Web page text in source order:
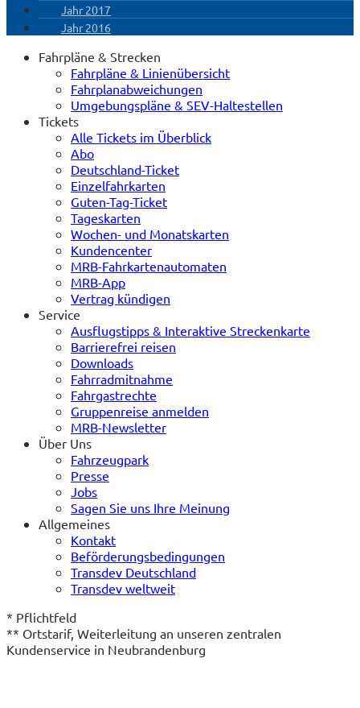
Jahr 2017
Jahr 2016
Fahrpläne & Strecken
Fahrpläne & Linienübersicht
Fahrplanabweichungen
Umgebungspläne & SEV-Haltestellen
Tickets
Alle Tickets im Überblick
Abo
Deutschland-Ticket
Einzelfahrkarten
Guten-Tag-Ticket
Tageskarten
Wochen- und Monatskarten
Kundencenter
MRB-Fahrkartenautomaten
MRB-App
Vertrag kündigen
Service
Ausflugstipps & Interaktive Streckenkarte
Barrierefrei reisen
Downloads
Fahrradmitnahme
Fahrgastrechte
Gruppenreise anmelden
MRB-Newsletter
Über Uns
Fahrzeugpark
Presse
Jobs
Sagen Sie uns Ihre Meinung
Allgemeines
Kontakt
Beförderungsbedingungen
Transdev Deutschland
Transdev weltweit
* Pflichtfeld
** Ortstarif, Weiterleitung an unseren zentralen
Kundenservice in Neubrandenburg